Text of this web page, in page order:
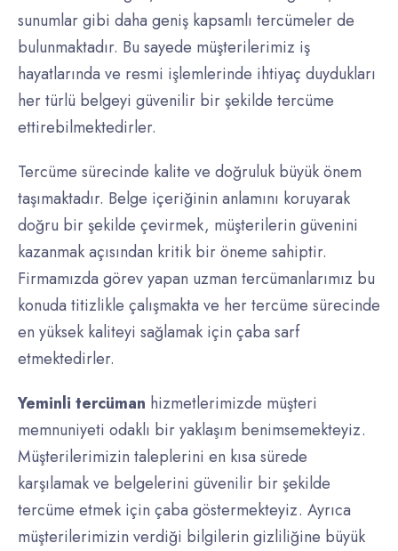
sunumlar gibi daha geniş kapsamlı tercümeler de
bulunmaktadır. Bu sayede müşterilerimiz iş
hayatlarında ve resmi işlemlerinde ihtiyaç duydukları
her türlü belgeyi güvenilir bir şekilde tercüme
ettirebilmektedirler.
Tercüme sürecinde kalite ve doğruluk büyük önem
taşımaktadır. Belge içeriğinin anlamını koruyarak
doğru bir şekilde çevirmek, müşterilerin güvenini
kazanmak açısından kritik bir öneme sahiptir.
Firmamızda görev yapan uzman tercümanlarımız bu
konuda titizlikle çalışmakta ve her tercüme sürecinde
en yüksek kaliteyi sağlamak için çaba sarf
etmektedirler.
Yeminli tercüman hizmetlerimizde müşteri
memnuniyeti odaklı bir yaklaşım benimsemekteyiz.
Müşterilerimizin taleplerini en kısa sürede
karşılamak ve belgelerini güvenilir bir şekilde
tercüme etmek için çaba göstermekteyiz. Ayrıca
müşterilerimizin verdiği bilgilerin gizliliğine büyük